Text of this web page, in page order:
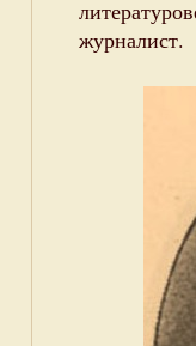
журналист.